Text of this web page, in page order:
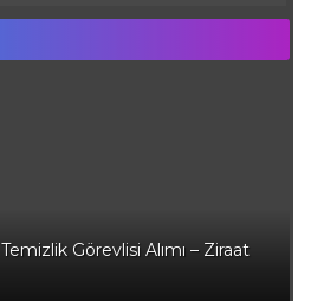
Görevlisi Alımı – Ziraat